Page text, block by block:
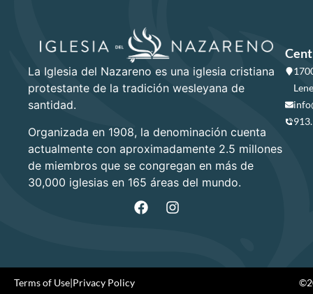
La Iglesia del Nazareno es una iglesia cristiana
protestante de la tradición wesleyana de
santidad.
Organizada en 1908, la denominación cuenta
actualmente con aproximadamente 2.5 millones
de miembros que se congregan en más de
30,000 iglesias en 165 áreas del mundo.
Terms of Use|Privacy Policy